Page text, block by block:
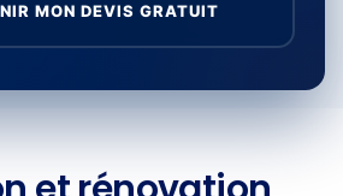
MON DEVIS GRATUIT